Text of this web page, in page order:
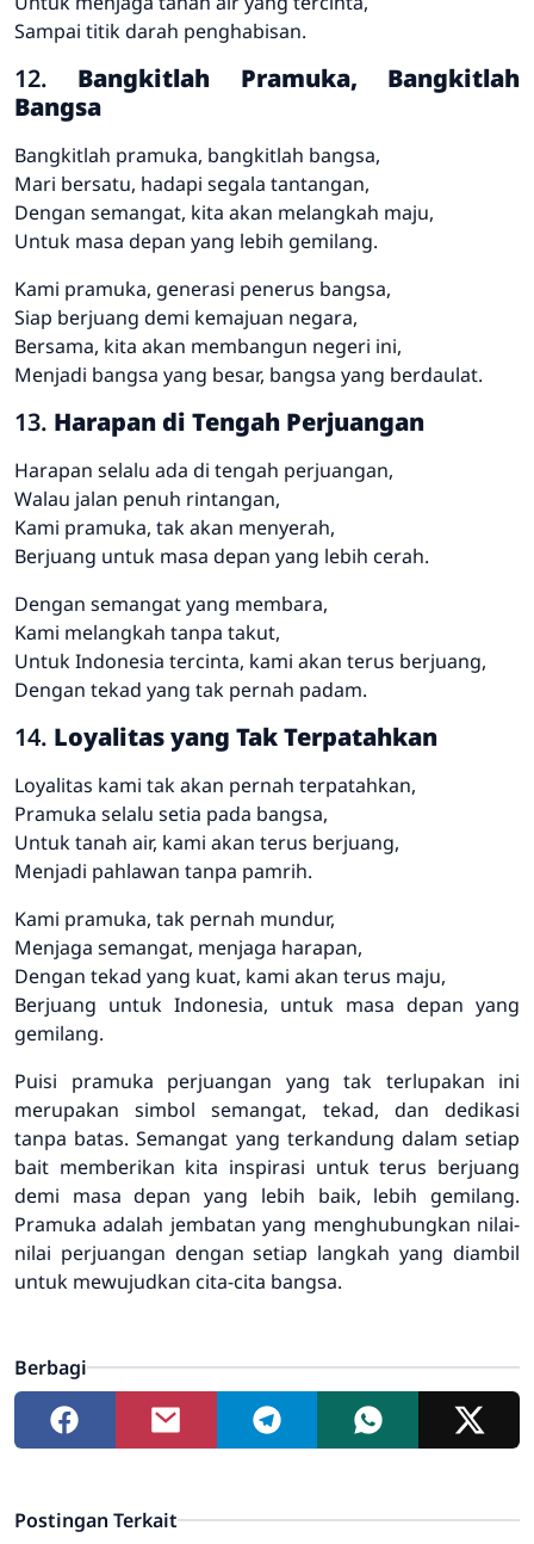
Sampai titik darah penghabisan.
12. Bangkitlah Pramuka, Bangkitlah
Bangsa
Bangkitlah pramuka, bangkitlah bangsa,
Mari bersatu, hadapi segala tantangan,
Dengan semangat, kita akan melangkah maju,
Untuk masa depan yang lebih gemilang.
Kami pramuka, generasi penerus bangsa,
Siap berjuang demi kemajuan negara,
Bersama, kita akan membangun negeri ini,
Menjadi bangsa yang besar, bangsa yang berdaulat.
13. Harapan di Tengah Perjuangan
Harapan selalu ada di tengah perjuangan,
Walau jalan penuh rintangan,
Kami pramuka, tak akan menyerah,
Berjuang untuk masa depan yang lebih cerah.
Dengan semangat yang membara,
Kami melangkah tanpa takut,
Untuk Indonesia tercinta, kami akan terus berjuang,
Dengan tekad yang tak pernah padam.
14. Loyalitas yang Tak Terpatahkan
Loyalitas kami tak akan pernah terpatahkan,
Pramuka selalu setia pada bangsa,
Untuk tanah air, kami akan terus berjuang,
Menjadi pahlawan tanpa pamrih.
Kami pramuka, tak pernah mundur,
Menjaga semangat, menjaga harapan,
Dengan tekad yang kuat, kami akan terus maju,
Berjuang untuk Indonesia, untuk masa depan yang
gemilang.
Puisi pramuka perjuangan yang tak terlupakan ini
merupakan simbol semangat, tekad, dan dedikasi
tanpa batas. Semangat yang terkandung dalam setiap
bait memberikan kita inspirasi untuk terus berjuang
demi masa depan yang lebih baik, lebih gemilang.
Pramuka adalah jembatan yang menghubungkan nilai-
nilai perjuangan dengan setiap langkah yang diambil
untuk mewujudkan cita-cita bangsa.
Berbagi
Postingan Terkait